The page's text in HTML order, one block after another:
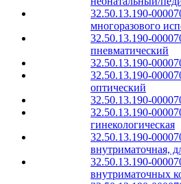
32.50.13.190-
многоразового
32.50.13.190-
пневматический
32.50.13.190-
32.50.13.190-
оптический
32.50.13.190-
32.50.13.190-
гинекологическая
32.50.13.190-
внутриматочная,
32.50.13.190-
внутриматочных